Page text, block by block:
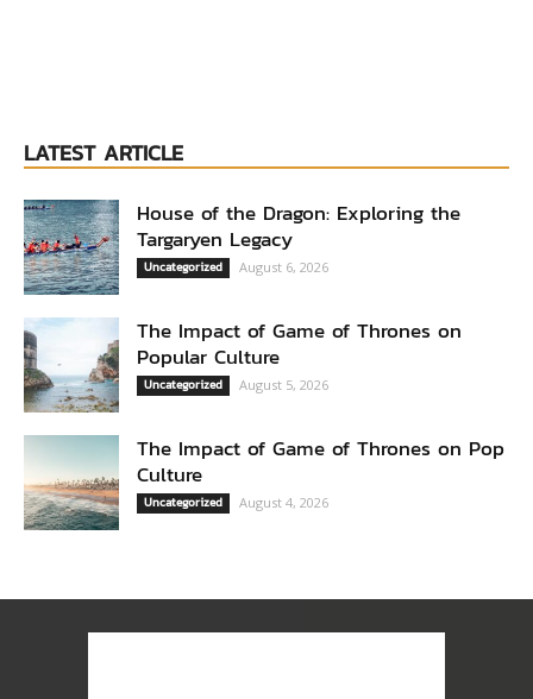
LATEST ARTICLE
House of the Dragon: Exploring the
Targaryen Legacy
Uncategorized August 6, 2026
The Impact of Game of Thrones on
Popular Culture
Uncategorized August 5, 2026
The Impact of Game of Thrones on Pop
Culture
Uncategorized August 4, 2026